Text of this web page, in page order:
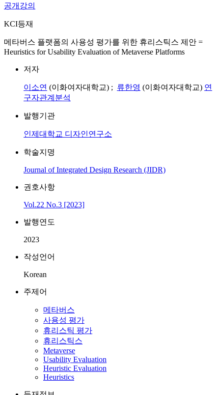
공개강의
KCI등재
메타버스 플랫폼의 사용성 평가를 위한 휴리스틱스 제안 =
Heuristics for Usability Evaluation of Metaverse Platforms
저자
이소연 (이화여자대학교) ; 류한영 (이화여자대학교) 연
구자관계분석
발행기관
인제대학교 디자인연구소
학술지명
Journal of Integrated Design Research (JIDR)
권호사항
Vol.22 No.3 [2023]
발행연도
2023
작성언어
Korean
주제어
메타버스
사용성 평가
휴리스틱 평가
휴리스틱스
Metaverse
Usability Evaluation
Heuristic Evaluation
Heuristics